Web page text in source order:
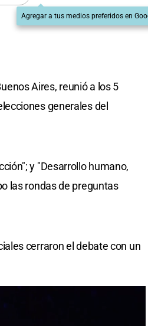
Agregar a tus medios preferidos en
Aires, reunió a los 5
generales del
y "Desarrollo humano,
las rondas de preguntas
cerraron el debate con un